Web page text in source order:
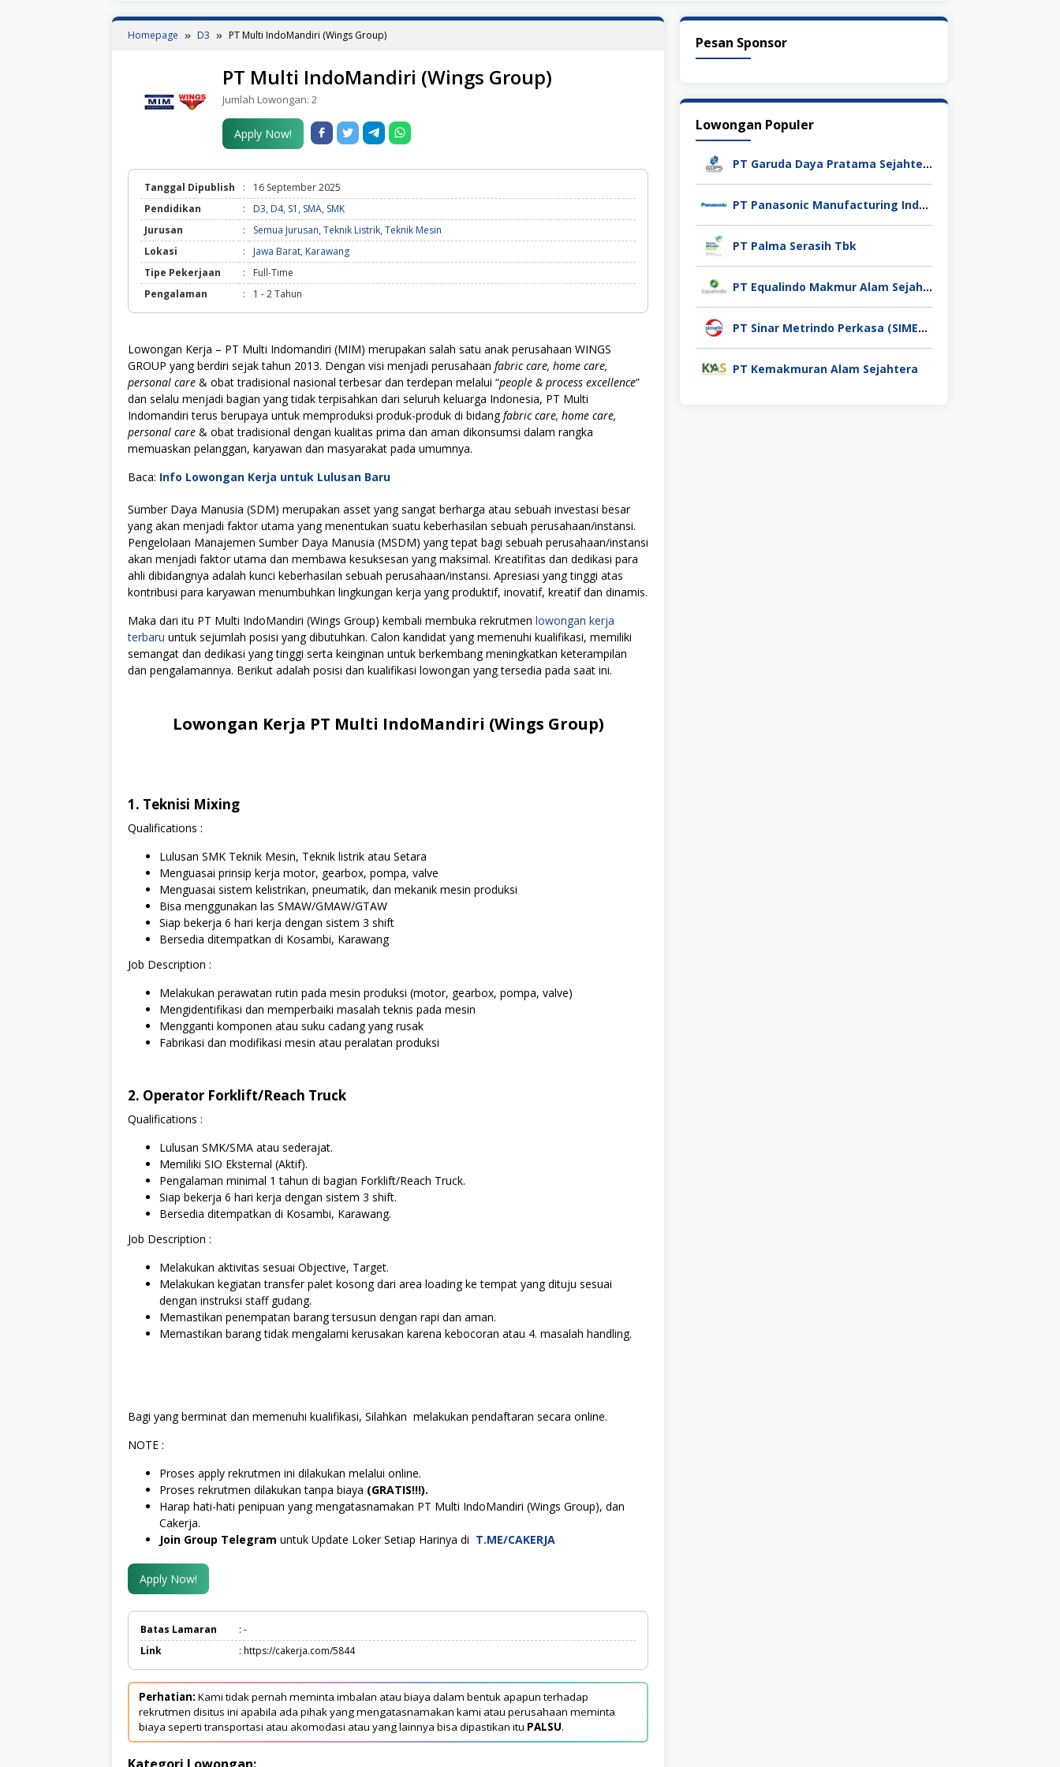
Homepage D3 PT Multi IndoMandiri (Wings Group)
PT Multi IndoMandiri (Wings Group)
Jumlah Lowongan: 2
Apply Now!
Tanggal Dipublish :
16 September 2025
Pendidikan
: D3, D4, S1 , SMA, SMK
Jurusan
: Semua Jurusan, Teknik Listrik, Teknik Mesin
Lokasi
: Jawa Barat, Karawang
Tipe Pekerjaan
:
Full-Time
Pengalaman
: 1 - 2 Tahun
Lowongan Kerja – PT Multi Indomandiri (MIM) merupakan salah satu anak perusahaan WINGS
GROUP yang berdiri sejak tahun 2013. Dengan visi menjadi perusahaan fabric care, home care,
personal care & obat tradisional nasional terbesar dan terdepan melalui “people & process excellence”
dan selalu menjadi bagian yang tidak terpisahkan dari seluruh keluarga Indonesia, PT Multi
Indomandiri terus berupaya untuk memproduksi produk-produk di bidangfabric care, home care,
personal care & obat tradisional dengan kualitas prima dan aman dikonsumsi dalam rangka
memuaskan pelanggan, karyawan dan masyarakat pada umumnya.
Baca: Info Lowongan Kerja untuk Lulusan Baru
Sumber Daya Manusia (SDM) merupakan asset yang sangat berharga atau sebuah investasi besar
yang akan menjadi faktor utama yang menentukan suatu keberhasilan sebuah perusahaan/instansi.
Pengelolaan Manajemen Sumber Daya Manusia (MSDM) yang tepat bagi sebuah perusahaan/instansi
akan menjadi faktor utama dan membawa kesuksesan yang maksimal. Kreatifitas dan dedikasi para
ahli dibidangnya adalah kunci keberhasilan sebuah perusahaan/instansi. Apresiasi yang tinggi atas
kontribusi para karyawan menumbuhkan lingkungan kerja yang produktif, inovatif, kreatif dan dinamis.
Maka dari itu PT Multi IndoMandiri (Wings Group) kembali membuka rekrutmen lowongan kerja
terbaru untuk sejumlah posisi yang dibutuhkan. Calon kandidat yang memenuhi kualifikasi, memiliki
semangat dan dedikasi yang tinggi serta keinginan untuk berkembang meningkatkan keterampilan
dan pengalamannya. Berikut adalah posisi dan kualifikasi lowongan yang tersedia pada saat ini.
Lowongan Kerja PT Multi IndoMandiri (Wings Group)
1. Teknisi Mixing
Qualifications :
Lulusan SMK Teknik Mesin, Teknik listrik atau Setara
Menguasai prinsip kerja motor, gearbox, pompa, valve
Menguasai sistem kelistrikan, pneumatik, dan mekanik mesin produksi
Bisa menggunakan las SMAW/GMAW/GTAW
Siap bekerja 6 hari kerja dengan sistem 3 shift
Bersedia ditempatkan di Kosambi, Karawang
Job Description :
Melakukan perawatan rutin pada mesin produksi (motor, gearbox, pompa, valve)
Mengidentifikasi dan memperbaiki masalah teknis pada mesin
Mengganti komponen atau suku cadang yang rusak
Fabrikasi dan modifikasi mesin atau peralatan produksi
2. Operator Forklift/Reach Truck
Qualifications :
Lulusan SMK/SMA atau sederajat.
Memiliki SIO Eksternal (Aktif).
Pengalaman minimal 1 tahun di bagian Forklift/Reach Truck.
Siap bekerja 6 hari kerja dengan sistem 3 shift.
Bersedia ditempatkan di Kosambi, Karawang.
Job Description :
Melakukan aktivitas sesuai Objective, Target.
Melakukan kegiatan transfer palet kosong dari area loading ke tempat yang dituju sesuai
dengan instruksi staff gudang.
Memastikan penempatan barang tersusun dengan rapi dan aman.
Memastikan barang tidak mengalami kerusakan karena kebocoran atau 4. masalah handling.
Bagi yang berminat dan memenuhi kualifikasi, Silahkan melakukan pendaftaran secara online.
NOTE :
Proses apply rekrutmen ini dilakukan melalui online.
Proses rekrutmen dilakukan tanpa biaya (GRATIS!!!).
Harap hati-hati penipuan yang mengatasnamakan PT Multi IndoMandiri (Wings Group), dan
Cakerja.
Join Group Telegram untuk Update Loker Setiap Harinya di T.ME/CAKERJA
Apply Now!
Batas Lamaran
: -
Link
: https://cakerja.com/5844
Perhatian: Kami tidak pernah meminta imbalan atau biaya dalam bentuk apapun terhadap
rekrutmen disitus ini apabila ada pihak yang mengatasnamakan kami atau perusahaan meminta
biaya seperti transportasi atau akomodasi atau yang lainnya bisa dipastikan itu PALSU.
Kategori Lowongan:
Pesan Sponsor
Lowongan Populer
PT Garuda Daya Pratama Sejahtera
PT Panasonic Manufacturing Indonesia
PT Palma Serasih Tbk
PT Equalindo Makmur Alam Sejahtera (Equalindo Group)
PT Sinar Metrindo Perkasa (SIMETRI)
PT Kemakmuran Alam Sejahtera